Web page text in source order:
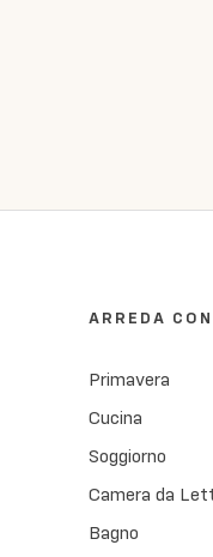
ARREDA
Primavera
Cucina
Soggiorno
Camera da
Bagno